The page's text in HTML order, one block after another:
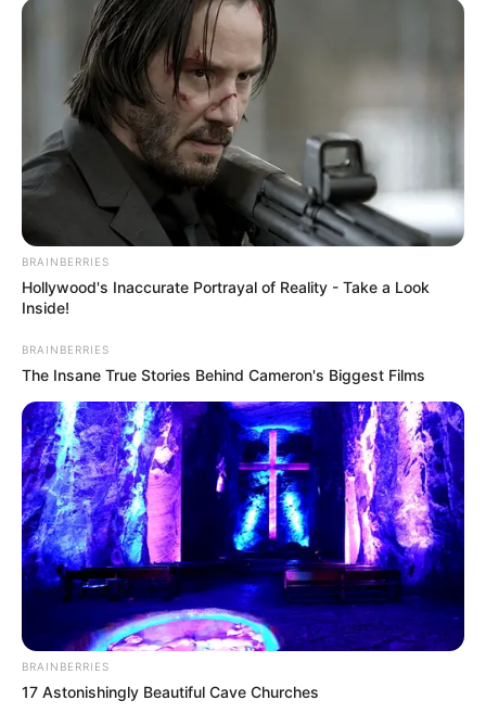
BRAINBERRIES
Hollywood's Inaccurate Portrayal of Reality - Take a Look
Inside!
BRAINBERRIES
The Insane True Stories Behind Cameron's Biggest Films
BRAINBERRIES
17 Astonishingly Beautiful Cave Churches